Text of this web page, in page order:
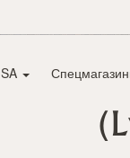
SA